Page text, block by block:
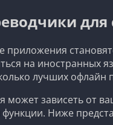
для
на иностранных
лучших
зависеть от
Ниже